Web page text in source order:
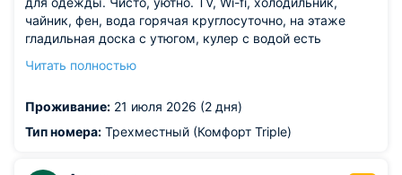
чайник, фен, вода горячая круглосуточно, на этаже
гладильная доска с утюгом, кулер с водой есть
блюд. Удачное расположение отеля, практически
(Мамаев курган, Набережная, Площадь), недалеко
станция метро, удобное недорогое такси.
Читать полностью
Проживание: 21 июля 2026 (2 дня)
Тип номера: Трехместный (Комфорт Triple)